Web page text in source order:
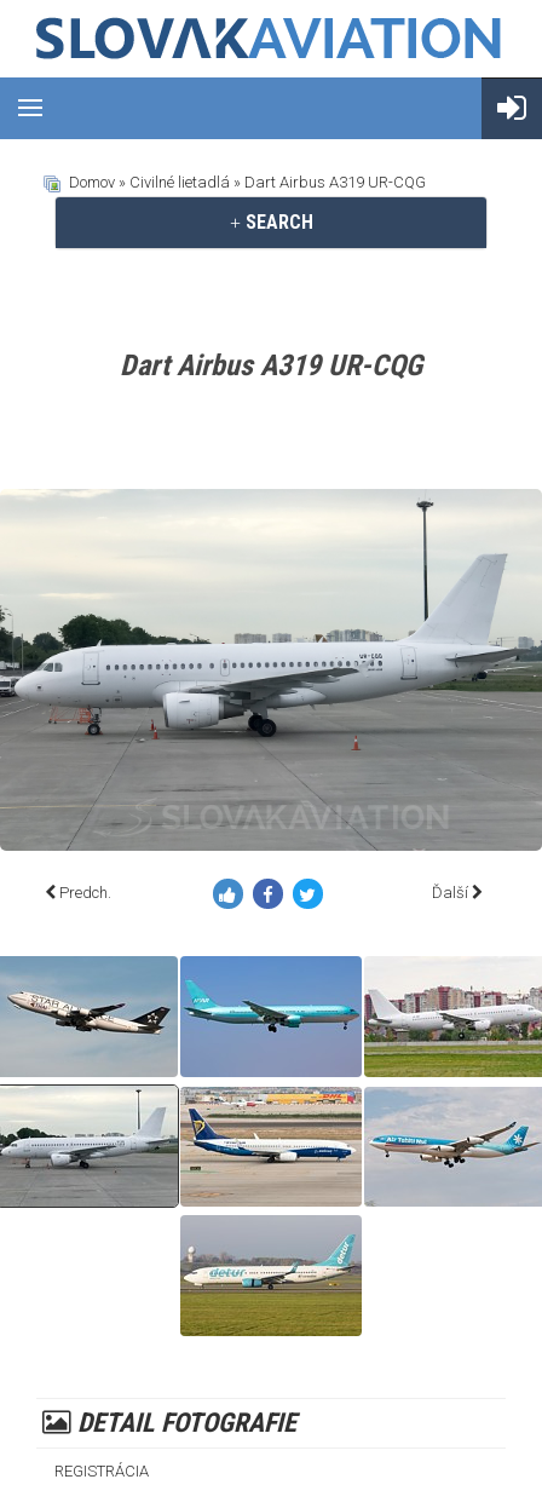
Domov » Civilné lietadlá » Dart Airbus A319 UR-CQG
SEARCH
Dart Airbus A319 UR-CQG
Predch. Ďalší
DETAIL FOTOGRAFIE
REGISTRÁCIA